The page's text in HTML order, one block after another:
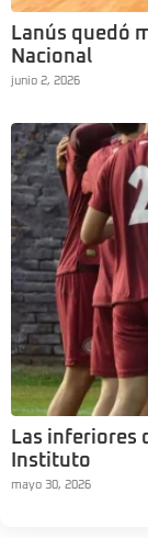
Lanús quedó
Nacional
junio 2, 2026
Las inferiores
Instituto
mayo 30, 2026